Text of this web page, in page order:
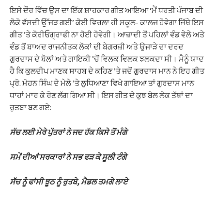
ਇਸੇ ਦੌਰ ਵਿੱਚ ਉਸ ਦਾ ਇੱਕ ਸ਼ਾਹਕਾਰ ਗੀਤ ਆਇਆ ‘ਮੈਂ ਧਰਤੀ ਪੰਜਾਬ ਦੀ
ਲੋਕੋ ਵੱਸਦੀ ਉੱਜੜ ਗਈ’ ਕੋਈ ਵਿਰਲਾ ਹੀ ਸਕੂਲ- ਕਾਲਜ ਹੋਵੇਗਾ ਜਿੱਥੇ ਇਸ
ਗੀਤ ’ਤੇ ਕੋਰੀਓਗ੍ਰਾਫੀ ਨਾ ਹੋਈ ਹੋਵੇਗੀ। ਆਜ਼ਾਦੀ ਤੋਂ ਪਹਿਲਾਂ ਵੰਡ ਵੇਲੇ ਅਤੇ
ਵੰਡ ਤੋਂ ਬਾਅਦ ਰਾਜਨੀਤਕ ਲੋਕਾਂ ਦੀ ਬੇਗਰਜ਼ੀ ਅਤੇ ਉਜਾੜੇ ਦਾ ਦਰਦ
ਗੁਰਦਾਸ ਦੇ ਬੋਲਾਂ ਅਤੇ ਗਾਇਕੀ ’ਚੋਂ ਵਿਲਕ ਵਿਲਕ ਝਲਕਦਾ ਸੀ। ਮੈਨੂੰ ਯਾਦ
ਹੈ ਕਿ ਕੁਲਦੀਪ ਮਾਣਕ ਸਾਹਬ ਦੇ ਕਹਿਣ ’ਤੇ ਜਦੋਂ ਗੁਰਦਾਸ ਮਾਨ ਨੇ ਇਹ ਗੀਤ
ਪ੍ਰੋ. ਮੋਹਨ ਸਿੰਘ ਦੇ ਮੇਲੇ ’ਤੇ ਲੁਧਿਆਣਾ ਵਿਖੇ ਗਾਇਆ ਤਾਂ ਗੁਰਦਾਸ ਮਾਨ
ਧਾਹਾਂ ਮਾਰ ਕੇ ਰੋਣ ਲੱਗ ਗਿਆ ਸੀ। ਇਸ ਗੀਤ ਦੇ ਕੁਝ ਬੋਲ ਲੋਕ ਤੱਥਾਂ ਦਾ
ਰੁਤਬਾ ਬਣ ਗਏ:
ਸੱਚ ਲਈ ਮੇਰੇ ਪੁੱਤਰਾਂ ਨੇ ਜਦ ਹੱਕ ਕਿਸੇ ਤੋਂ ਮੰਗੇ
ਸਮੇਂ ਦੀਆਂ ਸਰਕਾਰਾਂ ਨੇ ਸਭ ਫੜ ਕੇ ਸੂਲੀ ਟੰਗੇ
ਸੱਚ ਨੂੰ ਫਾਂਸੀ ਝੂਠ ਨੂੰ ਰੁਤਬੇ, ਮੈਡਲ ਤਮਗੇ ਲਾਏ